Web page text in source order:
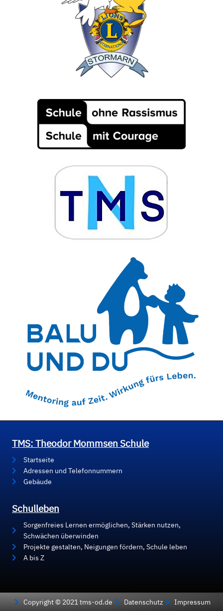
TMS: Theodor Mommsen Schule
Startseite
Adressen und Telefonnummern
Gebäude
Schulleben
Sorgenfreies Lernen ermöglichen, Stärken nutzen,
Schwächen überwinden
Projekte gestalten, Neigungen fördern, Schule leben
A bis Z
Copyright © 2021 tms-od.de Datenschutz Impressum